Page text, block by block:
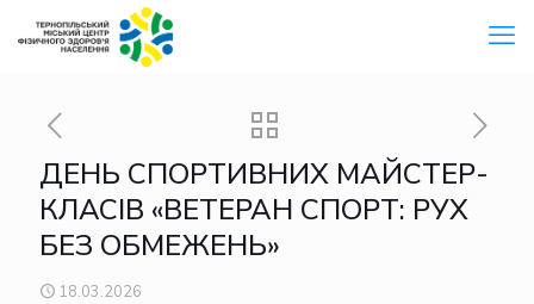
ДЕНЬ СПОРТИВНИХ МАЙСТЕР-
КЛАСІВ «ВЕТЕРАН СПОРТ: РУХ
БЕЗ ОБМЕЖЕНЬ»
18.03.2026